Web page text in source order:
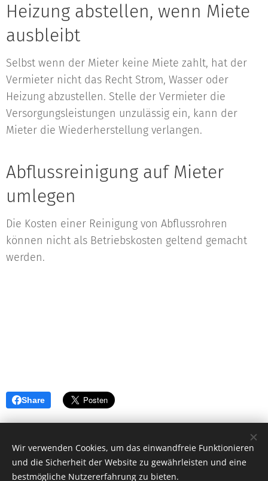
Heizung abstellen, wenn Miete
ausbleibt
Selbst wenn der Mieter keine Miete zahlt, hat der
Vermieter nicht das Recht Strom, Wasser oder
Heizung abzustellen. Stelle der Vermieter die
Versorgungsleistungen unzulässig ein, kann der
Mieter die Wiederherstellung verlangen.
Abflussreinigung auf Mieter
umlegen
Die Kosten einer Reinigung von Abflussrohren
können nicht als Betriebskosten geltend gemacht
werden.
Share
Wir verwenden Cookies, um das einwandfreie Funktionieren
und die Sicherheit der Website zu gewährleisten und eine
bestmögliche Nutzererfahrung zu bieten.